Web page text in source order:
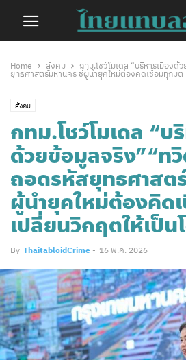
Home สังคม
กทม.โชว์โมเดล “บริหารเมืองด้
ยุทธศาสตร์มหานคร ชี้ผู้นำยุคใหม่ต้องคิดเชื่อมทุกมิติ
สังคม
กทม.โชว์โมเดล “บ
ด้วยข้อมูลจริง”“ทวิ
ถอดรหัสยุทธศาสต
ผู้นำยุคใหม่ต้องคิด
เปลี่ยนวิกฤตให้เป็น
By ThaitabloidCrime - 16 พ.ค. 2026